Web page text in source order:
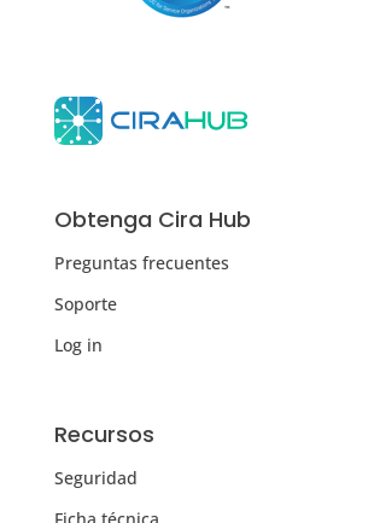
Obtenga Cira Hub
Preguntas frecuentes
Soporte
Log in
Recursos
Seguridad